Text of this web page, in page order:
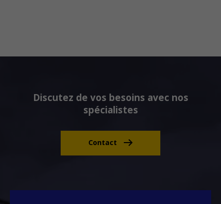
Discutez de vos besoins avec nos
spécialistes
Contact